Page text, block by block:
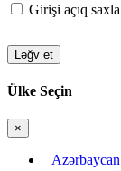
Girişi açıq saxla
Ləğv et
Ülke Seçin
×
Bağla
Azərbaycan